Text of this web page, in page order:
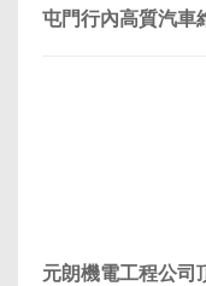
屯門行內高質汽車
元朗機電工程公司